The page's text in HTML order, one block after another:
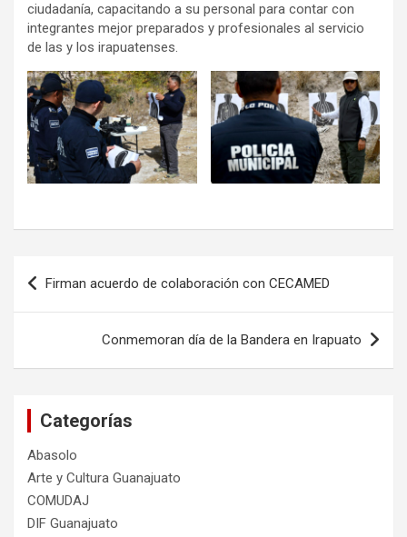
ciudadanía, capacitando a su personal para contar con
integrantes mejor preparados y profesionales al servicio
de las y los irapuatenses.
Navegación
de
entradas
Firman acuerdo de colaboración con CECAMED
Conmemoran día de la Bandera en Irapuato
Categorías
Abasolo
Arte y Cultura Guanajuato
COMUDAJ
DIF Guanajuato